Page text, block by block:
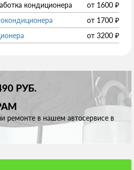
кондиционера
от 1600 ₽
от 1700 ₽
от 3200 ₽
РУБ.
ремонте в нашем автосервисе в